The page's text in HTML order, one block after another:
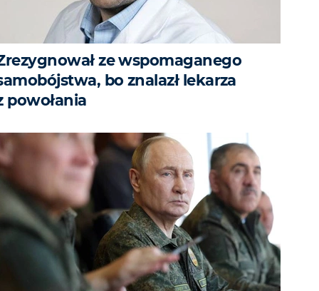
ze wspomaganego
bo znalazł lekarza
powołania